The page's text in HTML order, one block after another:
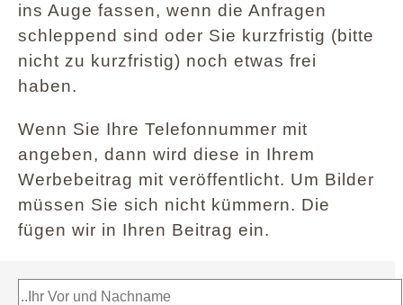
ins Auge fassen, wenn die Anfragen
schleppend sind oder Sie kurzfristig (bitte
nicht zu kurzfristig) noch etwas frei
haben.
Wenn Sie Ihre Telefonnummer mit
angeben, dann wird diese in Ihrem
Werbebeitrag mit veröffentlicht. Um Bilder
müssen Sie sich nicht kümmern. Die
fügen wir in Ihren Beitrag ein.